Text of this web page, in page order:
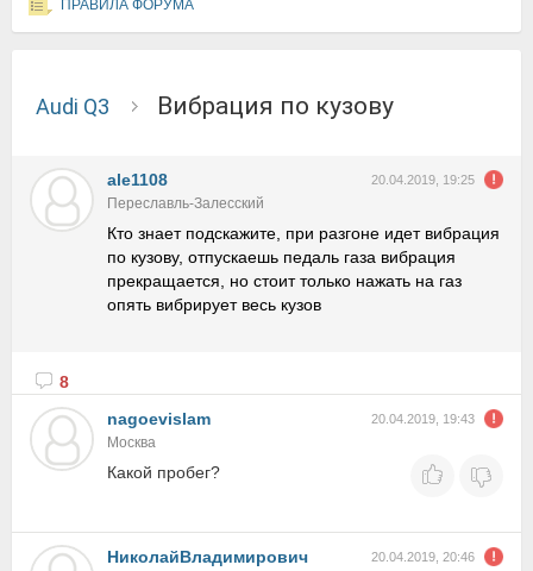
ПРАВИЛА ФОРУМА
Audi Q3 вибрация по кузову
ale1108 20.04.2019, 19:25
Переславль-Залесский
Кто знает подскажите, при разгоне идет вибрация
по кузову, отпускаешь педаль газа вибрация
прекращается, но стоит только нажать на газ
опять вибрирует весь кузов
8
nagoevislam
20.04.2019, 19:43
Москва
Какой пробег?
НиколайВладимирович 20.04.2019, 20:46